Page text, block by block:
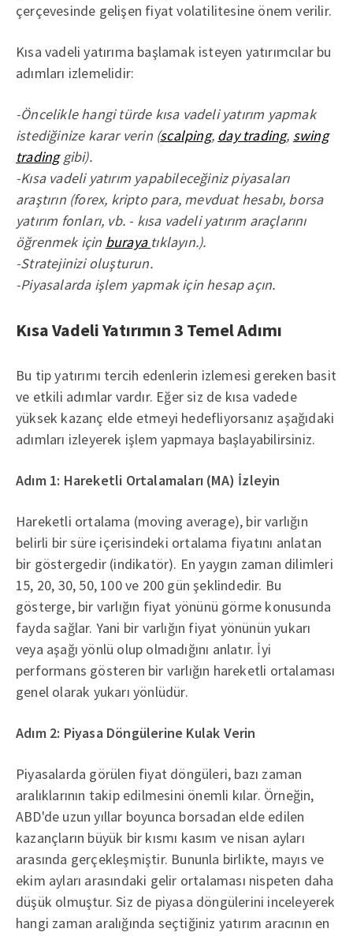
çerçevesinde gelişen fiyat volatilitesine önem verilir.
Kısa vadeli yatırıma başlamak isteyen yatırımcılar bu
adımları izlemelidir:
-Öncelikle hangi türde kısa vadeli yatırım yapmak
istediğinize karar verin (scalping, day trading, swing
tradinggibi).
-Kısa vadeli yatırım yapabileceğiniz piyasaları
araştırın (forex, kripto para, mevduat hesabı, borsa
yatırım fonları, vb. - kısa vadeli yatırım araçlarını
öğrenmek için buraya tıklayın.).
-Stratejinizi oluşturun.
-Piyasalarda işlem yapmak için hesap açın.
Kısa Vadeli Yatırımın 3 Temel Adımı
Bu tip yatırımı tercih edenlerin izlemesi gereken basit
ve etkili adımlar vardır. Eğer siz de kısa vadede
yüksek kazanç elde etmeyi hedefliyorsanız aşağıdaki
adımları izleyerek işlem yapmaya başlayabilirsiniz.
Adım 1: Hareketli Ortalamaları (MA) İzleyin
Hareketli ortalama (moving average), bir varlığın
belirli bir süre içerisindeki ortalama fiyatını anlatan
bir göstergedir (indikatör). En yaygın zaman dilimleri
15, 20, 30, 50, 100 ve 200 gün şeklindedir. Bu
gösterge, bir varlığın fiyat yönünü görme konusunda
fayda sağlar. Yani bir varlığın fiyat yönünün yukarı
veya aşağı yönlü olup olmadığını anlatır. İyi
performans gösteren bir varlığın hareketli ortalaması
genel olarak yukarı yönlüdür.
Adım 2: Piyasa Döngülerine Kulak Verin
Piyasalarda görülen fiyat döngüleri, bazı zaman
aralıklarının takip edilmesini önemli kılar. Örneğin,
ABD'de uzun yıllar boyunca borsadan elde edilen
kazançların büyük bir kısmı kasım ve nisan ayları
arasında gerçekleşmiştir. Bununla birlikte, mayıs ve
ekim ayları arasındaki gelir ortalaması nispeten daha
düşük olmuştur. Siz de piyasa döngülerini inceleyerek
hangi zaman aralığında seçtiğiniz yatırım aracının en